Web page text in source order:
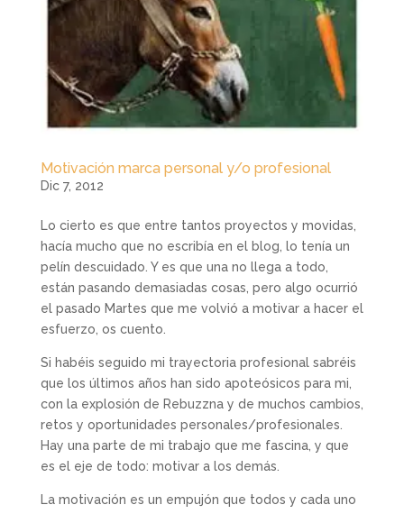
Motivación marca personal y/o profesional
Dic 7, 2012
Lo cierto es que entre tantos proyectos y movidas,
hacía mucho que no escribía en el blog, lo tenía un
pelín descuidado. Y es que una no llega a todo,
están pasando demasiadas cosas, pero algo ocurrió
el pasado Martes que me volvió a motivar a hacer el
esfuerzo, os cuento.
Si habéis seguido mi trayectoria profesional sabréis
que los últimos años han sido apoteósicos para mi,
con la explosión de Rebuzzna y de muchos cambios,
retos y oportunidades personales/profesionales.
Hay una parte de mi trabajo que me fascina, y que
es el eje de todo: motivar a los demás.
La motivación es un empujón que todos y cada uno